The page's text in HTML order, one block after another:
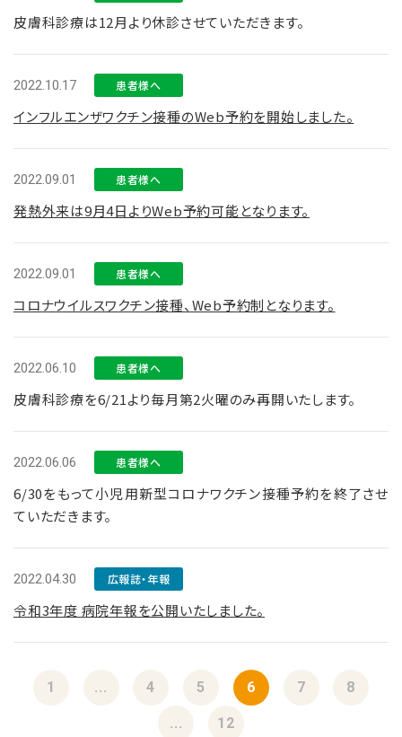
皮膚科診療は12月より休診させていただきます。
2022.10.17 患者様へ
インフルエンザワクチン接種のWeb予約を開始しました。
2022.09.01 患者様へ
発熱外来は9月4日よりWeb予約可能となります。
2022.09.01 患者様へ
コロナウイルスワクチン接種、Web予約制となります。
2022.06.10 患者様へ
皮膚科診療を6/21より毎月第2火曜のみ再開いたします。
2022.06.06 患者様へ
6/30をもって小児用新型コロナワクチン接種予約を終了させ
ていただきます。
2022.04.30 広報誌・年報
令和3年度 病院年報を公開いたしました。
1 ... 4 5 6 7 8
... 12